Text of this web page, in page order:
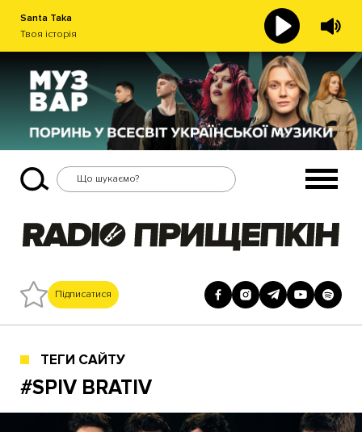
Santa Taka
Твоя історія
Підписатися
ТЕГИ САЙТУ
#SPIV BRATIV